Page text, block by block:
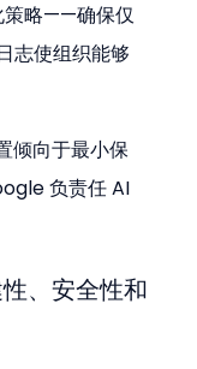
策略——确保仅
志使组织能够
倾向于最小保
负责任 AI
、安全性和